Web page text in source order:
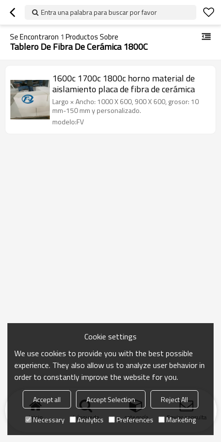
Entra una palabra para buscar por favor
Se Encontraron 1 Productos Sobre
Tablero De Fibra De Cerámica 1800C
1600c 1700c 1800c horno material de
aislamiento placa de fibra de cerámica
Largo × Ancho: 1000 X 600, 900 X 600, grosor: 10
mm-150 mm y personalizado.
modelo:FV
Inicio búsqueda categoría Enviar consulta
Cookie settings
We use cookies to provide you with the best possible
experience. They also allow us to analyze user behavior in
order to constantly improve the website for you.
Accept all Accept Selection
Reject All
Necessary
Analytics Preferences Marketing